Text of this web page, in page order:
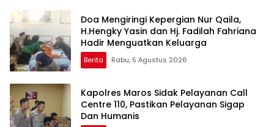
Doa Mengiringi Kepergian Nur Qaila,
H.Hengky Yasin dan Hj. Fadilah Fahriana
Hadir Menguatkan Keluarga
Berita Rabu, 5 Agustus 2026
Kapolres Maros Sidak Pelayanan Call
Centre 110, Pastikan Pelayanan Sigap
Dan Humanis